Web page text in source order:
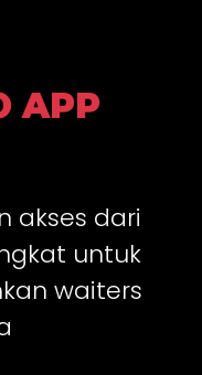
APP
akses dari
untuk
waiters